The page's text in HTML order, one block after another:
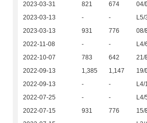
2023-03-31 821 674 04/
2023-03-13
- - L5/
2023-03-13
931 776 08/
2022-11-08
- - L4/
2022-10-07
783 642 21/
2022-09-13
1,385 1,147 19/
2022-09-13
- - L4/
2022-07-25
- - L4/
2022-07-15
931 776 15/